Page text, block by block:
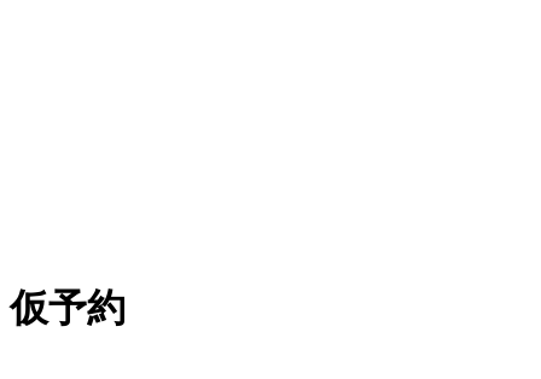
仮予約